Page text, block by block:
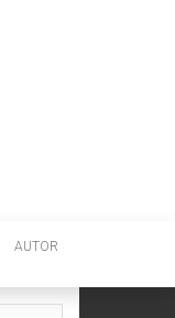
AUTOR